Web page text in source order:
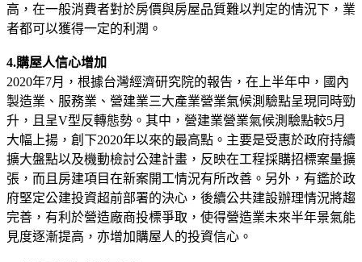
高，在一般消費者對於房價與房屋品質難以判定的情況下，業
者都可以獲得一定的利潤。
4.購屋人信心增加
2020年7月，根據台灣經濟研究院的報告，在上半年中，國內
製造業、服務業、營建業三大產業營業氣候測驗點呈現同時勁
升，且呈V型反轉態勢。其中，營建業營業氣候測驗點較5月
大幅上揚，創下2020年以來的最高點。主要是受惠於政府持續
擴大盤點以及機動檢討公建計畫，反映在工程採購招標案量擴
張，而且房建項目在新案開工情況有所改善。另外，有鑑於政
府堅定公建投資超前部署的決心，後續公共建設辦理情況將趨
完善，有利於營造廠商投標爭取，使得營造業未來半年景氣能
見度逐漸提高，亦增加購屋人的投資信心。